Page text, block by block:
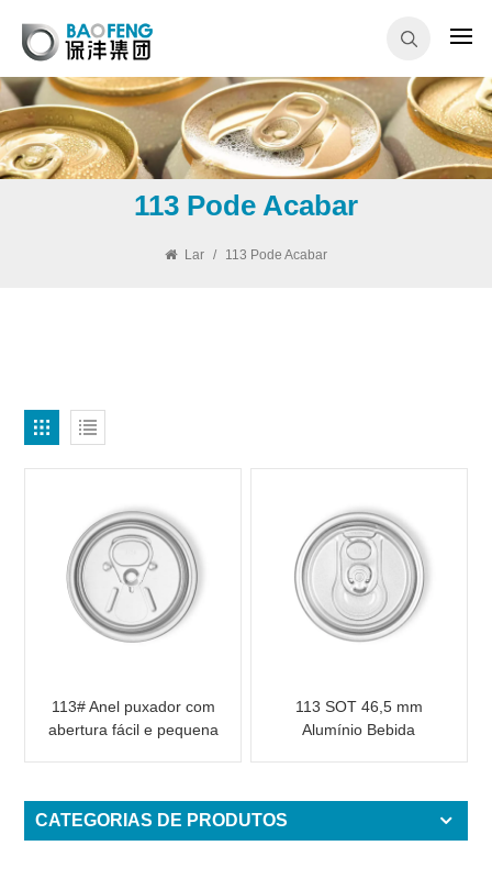
113 Pode Acabar
Lar / 113 Pode Acabar
113# Anel puxador com
abertura fácil e pequena
113 SOT 46,5 mm
Alumínio Bebida
CATEGORIAS DE PRODUTOS